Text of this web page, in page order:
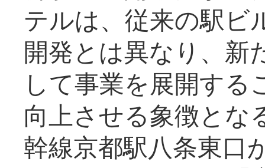
テルは、従来の駅ビ
開発とは異なり、新
して事業を展開する
向上させる象徴とな
幹線京都駅八条東口